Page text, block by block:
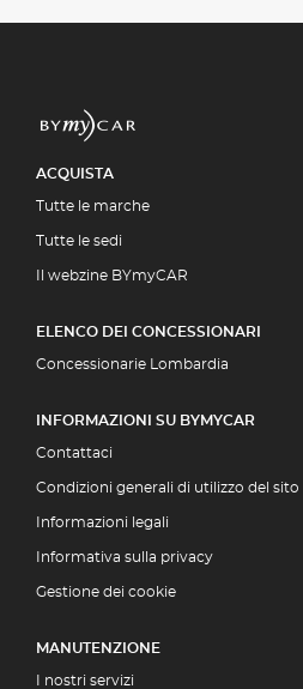
ACQUISTA
Tutte le marche
Tutte le sedi
Il webzine BYmyCAR
ELENCO DEI CONCESSIONARI
Concessionarie Lombardia
INFORMAZIONI SU BYMYCAR
Contattaci
Condizioni generali di utilizzo del sito
Informazioni legali
Informativa sulla privacy
Gestione dei cookie
MANUTENZIONE
I nostri servizi